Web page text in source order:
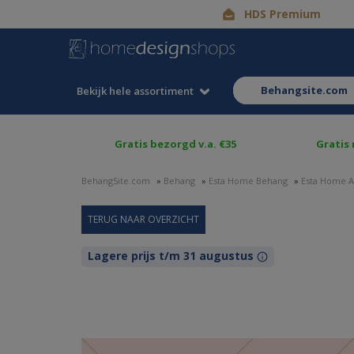
HDS Premium
Bekijk hele assortiment behangsite.com
Gratis bezorgd v.a. €35 Gratis
BehangSite.com » Behang » Esta Home Behang » Esta Home
Lagere prijs t/m 31 augustus